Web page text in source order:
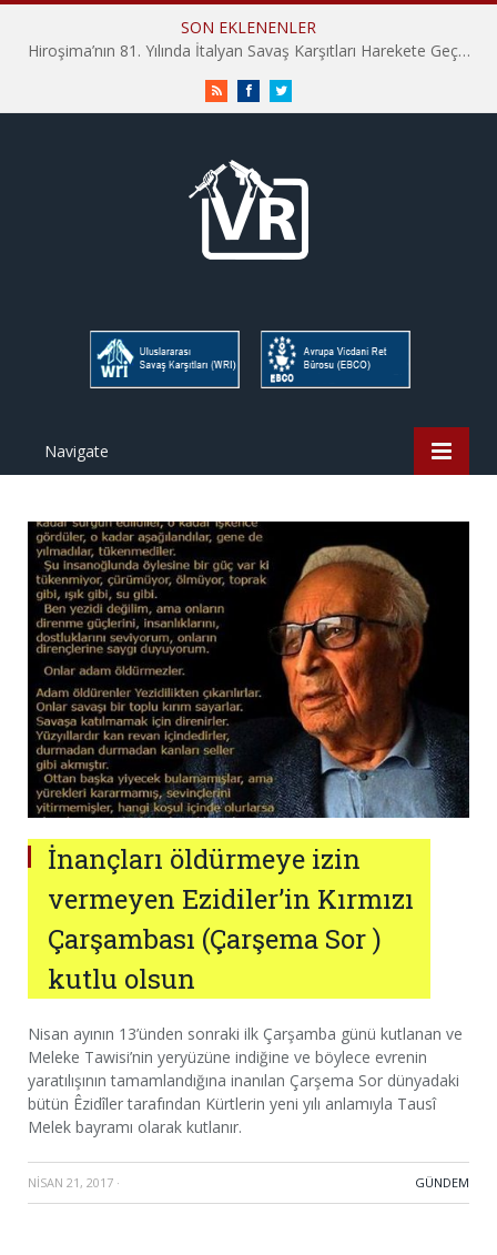
SON EKLENENLER
Hiroşima’nın 81. Yılında İtalyan Savaş Karşıtları Harekete Geçti: “Hatırlamak yeterli değil”
RSS FacebookTwitter
Navigate
İnançları öldürmeye izin
vermeyen Ezidiler’in Kırmızı
Çarşambası (Çarşema Sor )
kutlu olsun
Nisan ayının 13’ünden sonraki ilk Çarşamba günü kutlanan ve
Meleke Tawisi’nin yeryüzüne indiğine ve böylece evrenin
yaratılışının tamamlandığına inanılan Çarşema Sor dünyadaki
bütün Êzidîler tarafından Kürtlerin yeni yılı anlamıyla Tausî
Melek bayramı olarak kutlanır.
NISAN 21, 2017 · GÜNDEM